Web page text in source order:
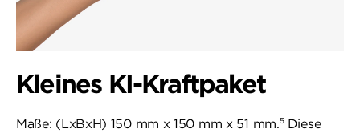
Kleines KI-Kraftpaket
Maße: (LxBxH) 150 mm x 150 mm x 51 mm.5Diese